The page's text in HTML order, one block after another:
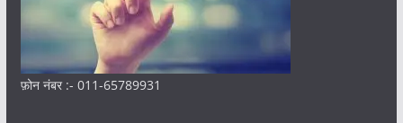
फ़ोन नंबर :- 011-65789931